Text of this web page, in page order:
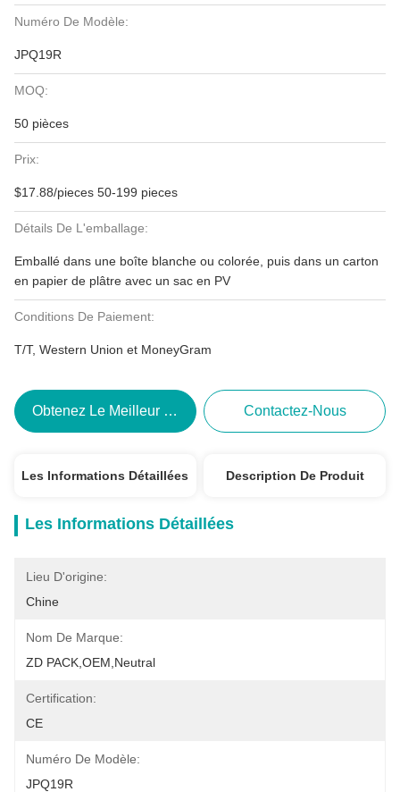
Numéro De Modèle:
JPQ19R
MOQ:
50 pièces
Prix:
$17.88/pieces 50-199 pieces
Détails De L'emballage:
Emballé dans une boîte blanche ou colorée, puis dans un carton
en papier de plâtre avec un sac en PV
Conditions De Paiement:
T/T, Western Union et MoneyGram
Obtenez Le Meilleur Prix Contactez-Nous
Les Informations Détaillées Description De Produit
Les Informations Détaillées
Lieu D'origine:
Chine
Nom De Marque:
ZD PACK,OEM,neutral
Certification:
CE
Numéro De Modèle:
JPQ19R